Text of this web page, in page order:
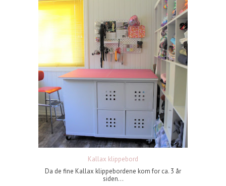
Kallax klippebord
Da de fine Kallax klippebordene kom for ca. 3 år
siden...